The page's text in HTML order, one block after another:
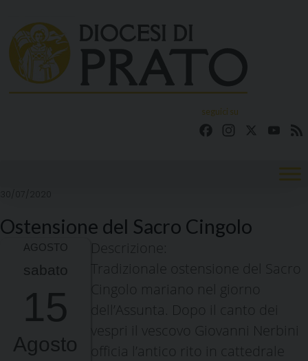
content
seguici su
FacebookInstagram
30/07/2020
Ostensione del Sacro Cingolo
sabato
15
Agosto
Descrizione:
Tradizionale ostensione del Sacro
Cingolo mariano nel giorno
dell’Assunta. Dopo il canto dei
vespri il vescovo Giovanni Nerbini
officia l’antico rito in cattedrale